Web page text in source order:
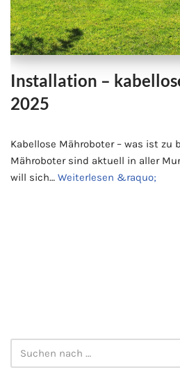
Installation –
2025
Kabellose Mähroboter – was ist zu
Mähroboter sind aktuell in aller
will sich… Weiterlesen &raquo;